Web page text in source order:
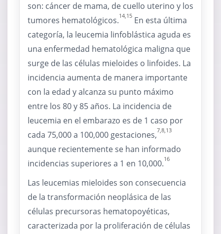
son: cáncer de mama, de cuello uterino y los
tumores hematológicos.14,15 En esta última
categoría, la leucemia linfoblástica aguda es
una enfermedad hematológica maligna que
surge de las células mieloides o linfoides. La
incidencia aumenta de manera importante
con la edad y alcanza su punto máximo
entre los 80 y 85 años. La incidencia de
leucemia en el embarazo es de 1 caso por
cada 75,000 a 100,000 gestaciones,7,8,13
aunque recientemente se han informado
incidencias superiores a 1 en 10,000.16
Las leucemias mieloides son consecuencia
de la transformación neoplásica de las
células precursoras hematopoyéticas,
caracterizada por la proliferación de células